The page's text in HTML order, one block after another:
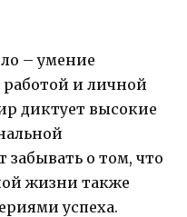
– умение
работой и личной
диктует высокие
забывать о том, что
жизни также
успеха.